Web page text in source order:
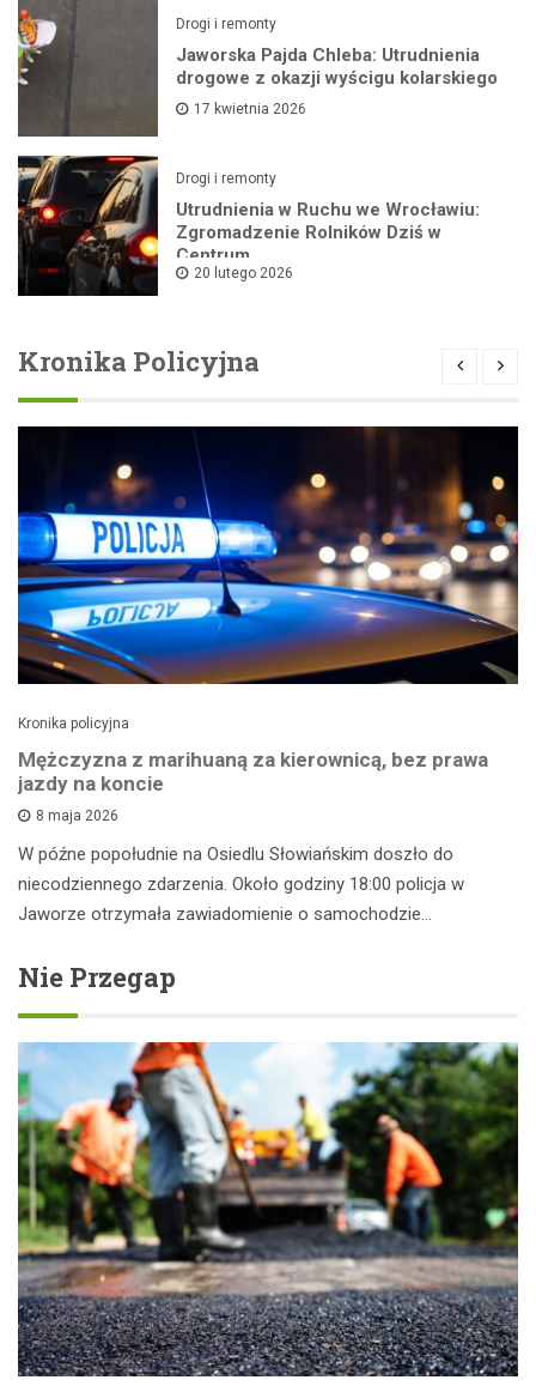
Drogi i remonty
Jaworska Pajda Chleba: Utrudnienia
drogowe z okazji wyścigu kolarskiego
17 kwietnia 2026
Drogi i remonty
Utrudnienia w Ruchu we Wrocławiu:
Zgromadzenie Rolników Dziś w
Centrum
20 lutego 2026
Kronika Policyjna
Kronika policyjna
Mężczyzna z marihuaną za kierownicą, bez prawa
jazdy na koncie
8 maja 2026
W późne popołudnie na Osiedlu Słowiańskim doszło do
niecodziennego zdarzenia. Około godziny 18:00 policja w
Jaworze otrzymała zawiadomienie o samochodzie…
Nie Przegap